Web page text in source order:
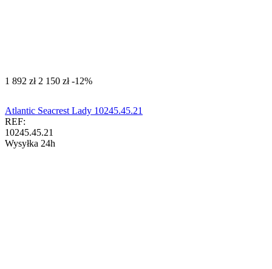
‍1 892‍ zł ‍2 150‍ zł -12%
Atlantic Seacrest Lady 10245.45.21
REF:
10245.45.21
Wysyłka 24h